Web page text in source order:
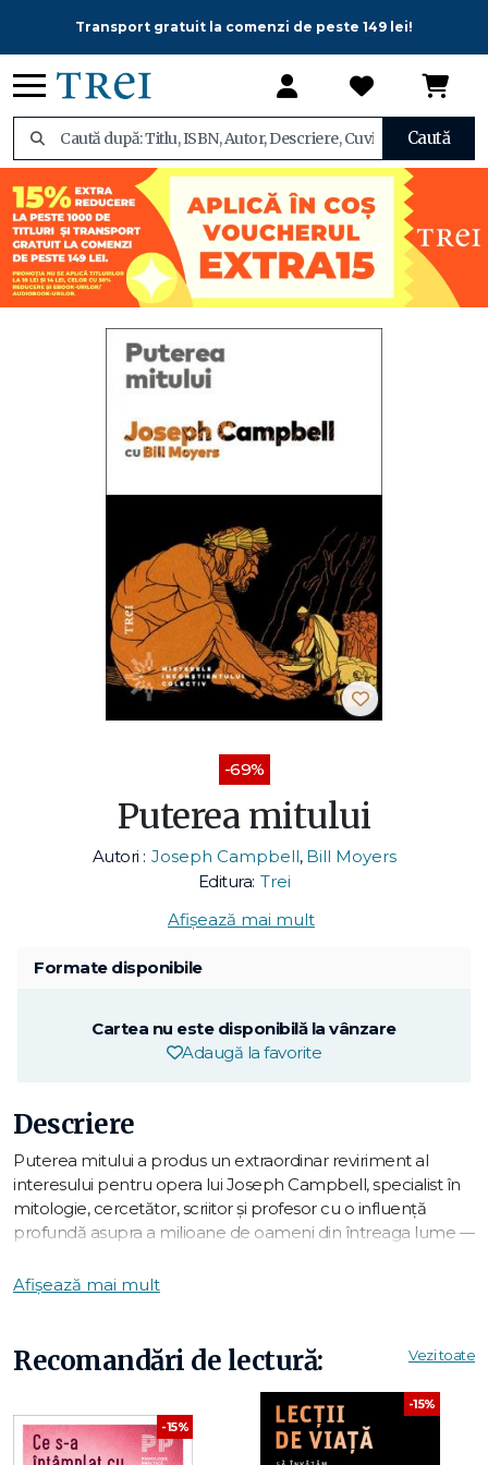
Transport gratuit la comenzi de peste 149 lei!
Caută
-69%
Puterea mitului
Autori : Joseph Campbell, Bill Moyers
Editura: Trei
Afișează mai mult
Formate disponibile
Cartea nu este disponibilă la vânzare
Adaugă la favorite
Descriere
Puterea mitului a produs un extraordinar reviriment al
interesului pentru opera lui Joseph Campbell, specialist în
mitologie, cercetător, scriitor şi profesor cu o influenţă
profundă asupra a milioane de oameni din întreaga lume —
stelelor. Avându-l ca interlocutor pe Bill Moyers, unul dintre
timpurile moderne la imaculata concepţie şi de la Iisus la
John Lennon, ideile sale fiind o combinaţie fascinantă de
Afișează mai mult
Recomandări de lectură: Vezi toate
-15%
-15%